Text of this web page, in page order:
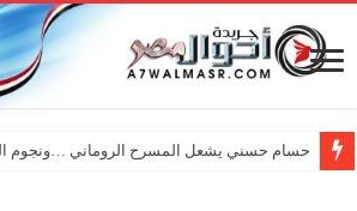
حسام حسني يشعل المسرح الروماني …ونجوم